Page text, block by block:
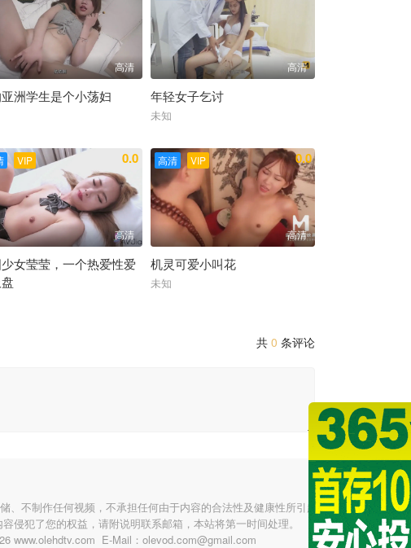
高清
洲学生是个小荡妇
高清
年轻女子乞讨
未知
VIP 0.0
高清
女莹莹，一个热爱性爱
VIP
高清 0.0
高清
机灵可爱小叫花
未知
共 0 条评论
、不制作任何视频，不承担任何由于内容的合法性及健康性所引起的争议和法律责任。
侵犯了您的权益，请附说明联系邮箱，本站将第一时间处理。
www.olehdtv.com E-Mail：olevod.com@gmail.com